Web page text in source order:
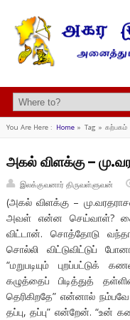
You Are Here : Home» Tag » கற்பகம்
அகல் விளக்கு –
இலக்குவனார் திருவள்ளுவன்
(அகல் விளக்கு –
அவள் என்ன செய்வாள்?
விட்டான். சொத்தோடு
சொல்லி விட்டுவிட்டுப்
“மறுபடியும்
கழுத்தைப் பிடித்துத்
தெரிகிறதே” என்னால்
தப்பு, தப்பு” என்றேன். “உன்